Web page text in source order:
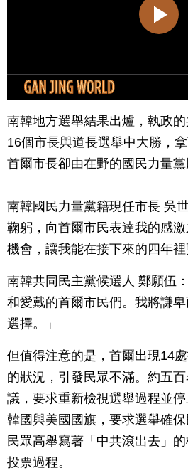
南韓地方選舉結果出爐，執政
16個市長與道長選舉中大勝，
首爾市長卻由在野的國民力量黨
南韓國民力量黨籍現任市長 吳
鞠躬，向首爾市民表達我的感
機會，讓我能在接下來的四年裡
南韓共同民主黨候選人 鄭願伍
和愛戴的首爾市民們。我將謙
選擇。」
但值得注意的是，首爾出現14
的狀況，引發民眾不滿。約五
議，要求重新檢視選舉過程並
韓國與美國國旗，要求選舉確
民眾高舉寫著「中共滾出去」
投票過程。